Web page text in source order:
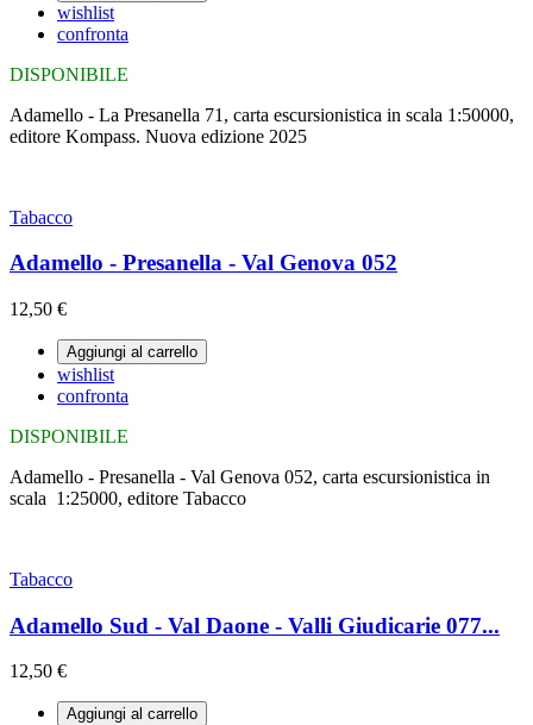
wishlist
confronta
DISPONIBILE
Adamello - La Presanella 71, carta escursionistica in scala 1:50000,
editore Kompass. Nuova edizione 2025
Tabacco
Adamello - Presanella - Val Genova 052
12,50 €
Aggiungi al carrello
wishlist
confronta
DISPONIBILE
Adamello - Presanella - Val Genova 052, carta escursionistica in
scala 1:25000, editore Tabacco
Tabacco
Adamello Sud - Val Daone - Valli Giudicarie 077...
12,50 €
Aggiungi al carrello